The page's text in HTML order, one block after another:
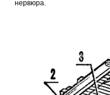
нервюра.